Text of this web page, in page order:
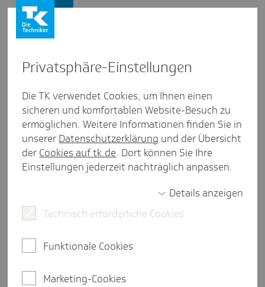
Stabil gegen Cyber­mob­bing:
Das Präven­ti­ons­pro­jekt geht in
die nächste Runde
Pres­se­mit­tei­lung aus Bremen
Presse und Politik Medienkompetenz
Bremen, 30. Januar 2026.Das Präventionsprojekt
zweite Runde. Im Rahmen des Projekts werden
kreative Ideen zu entwickeln und zu lernen,
Privat­sphäre-Einstel­lungen
Die TK verwendet Cookies, um Ihnen einen
sicheren und komfortablen Website-Besuch zu
ermöglichen. Weitere Informationen finden Sie in
unserer Datenschutzerklärung und der Übersicht
der Cookies auf tk.de. Dort können Sie Ihre
Einstellungen jederzeit nachträglich anpassen.
Details anzeigen
Technisch erforderliche Cookies
Funktionale Cookies
Marketing-Cookies